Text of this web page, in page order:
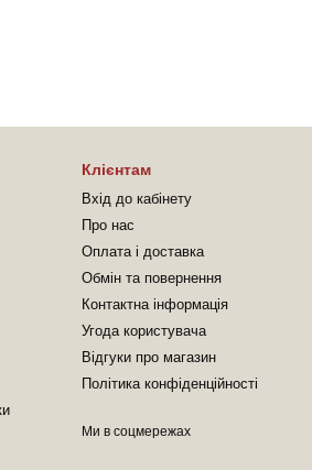
Клієнтам
Вхід до кабінету
Про нас
Оплата і доставка
Обмін та повернення
Контактна інформація
Угода користувача
Відгуки про магазин
Політика конфіденційності
Ми в соцмережах